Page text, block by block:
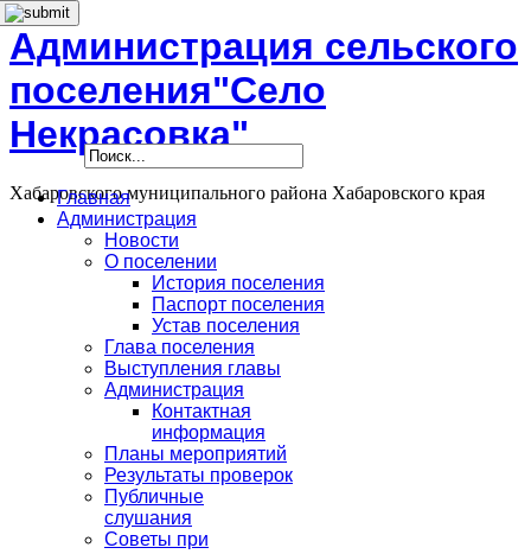
Администрация сельского
поселения"Село
Некрасовка"
Хабаровского муниципального района Хабаровского края
Главная
Администрация
Новости
О поселении
История поселения
Паспорт поселения
Устав поселения
Глава поселения
Выступления главы
Администрация
Контактная
информация
Планы мероприятий
Результаты проверок
Публичные
слушания
Советы при